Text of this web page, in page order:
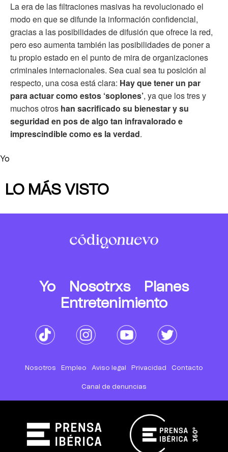
La era de las filtraciones masivas ha revolucionado el
modo en que se difunde la información confidencial,
gracias a las posibilidades de difusión que ofrece la red,
pero eso aumenta también las posibilidades de poner a
tu propio estado en el punto de mira de organizaciones
criminales internacionales. Sea cual sea tu posición al
respecto, una cosa está clara: Hay que tener un par
para actuar como estos ‘soplones’, ya que los tres y
muchos otros han sacrificado su bienestar y su
seguridad en pos de algo tan infravalorado e
imprescindible como es la verdad.
Yo
LO MÁS VISTO
Yo Nosotrxs
Planes
Entretenimiento
Nosotros Empleo Aviso legal Privacidad Contacto
Canal de denuncias